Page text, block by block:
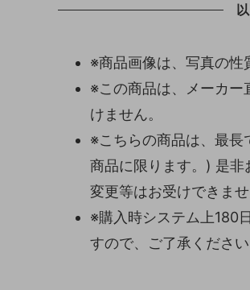
※商品画像は、写真の性
※この商品は、メーカー
けません。
※こちらの商品は、最長
商品に限ります。) 是非
変更等はお受けできま
※購入時システム上180
すので、ご了承ください